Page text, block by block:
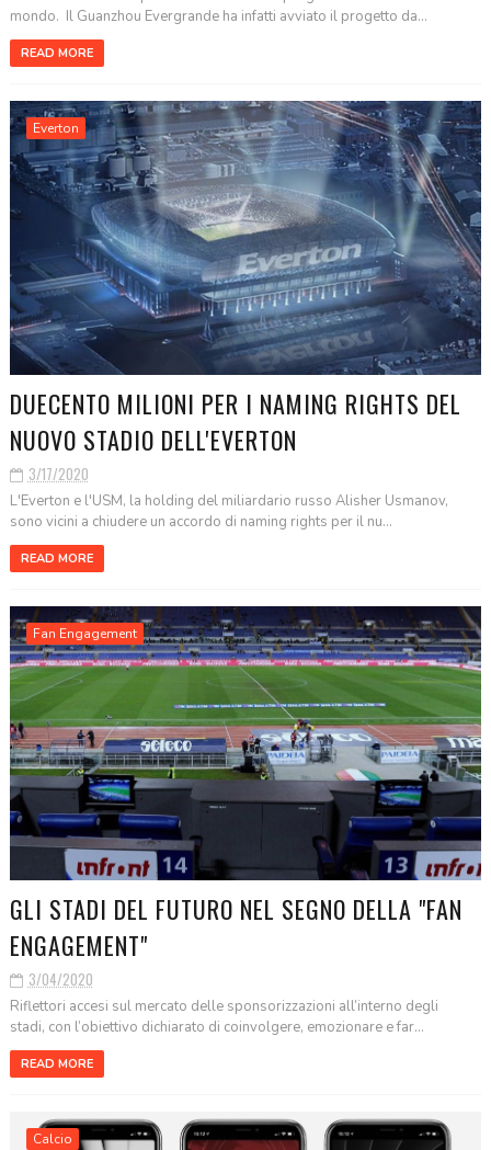
mondo. Il Guanzhou Evergrande ha infatti avviato il progetto da...
READ MORE
Everton
DUECENTO MILIONI PER I NAMING RIGHTS DEL
NUOVO STADIO DELL'EVERTON
3/17/2020
L'Everton e l'USM, la holding del miliardario russo Alisher Usmanov,
sono vicini a chiudere un accordo di naming rights per il nu...
READ MORE
Fan Engagement
GLI STADI DEL FUTURO NEL SEGNO DELLA "FAN
ENGAGEMENT"
3/04/2020
Riflettori accesi sul mercato delle sponsorizzazioni all’interno degli
stadi, con l’obiettivo dichiarato di coinvolgere, emozionare e far...
READ MORE
Calcio